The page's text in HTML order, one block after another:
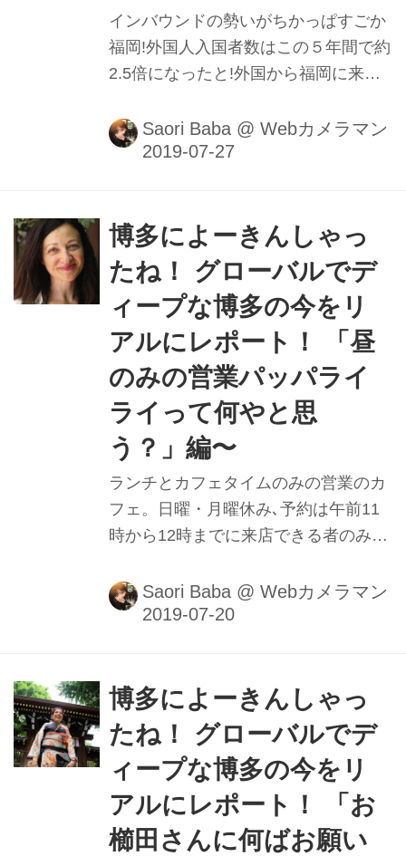
インバウンドの勢いがちかっぱすごか
福岡!外国人入国者数はこの５年間で約
2.5倍になったと!外国から福岡に来て
分､人気店の行列も長くなっとるんよ
ね。ばってん､せっかちな博多っ子は
よ〜。ということで今回はテイクアウ
トがおすすめの絶品店ば紹介するばい!
■撮影＆レポート：馬場さおり
Saori Baba @ Webカメラマン
博多によーきんしゃっ
たね！ グローバルでデ
ィープな博多の今をリ
アルにレポート！ 「昼
のみの営業パッパライ
ライって何やと思
う？」編〜
ランチとカフェタイムのみの営業のカ
フェ。日曜・月曜休み､予約は午前11
時から12時までに来店できる者のみに
難い｡その名もPapparayray (パッパラ
イライ) 。覚えれねぇ。そもそも､店の
ん。そう！ここは､お客さん主体とい
うより､店主のこだわり優先の店。
が！いつも満員｡そのワケとは？■撮影
＆レポート：馬場さおり
Saori Baba @ Webカメラマン
博多によーきんしゃっ
たね！ グローバルでデ
ィープな博多の今をリ
アルにレポート！ 「お
櫛田さんに何ばお願い